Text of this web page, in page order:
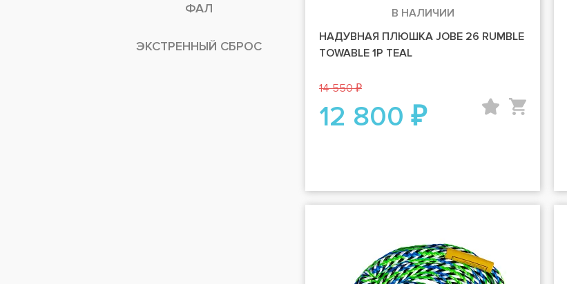
ФАЛ
ЭКСТРЕННЫЙ СБРОС
В НАЛИЧИИ
НАДУВНАЯ ПЛЮШКА JOBE 26 RUMBLE
TOWABLE 1P TEAL
14 550 ₽
12 800 ₽